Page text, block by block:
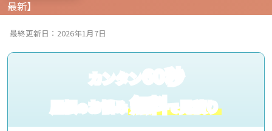
最終更新日：2026年1月7日
カンタン60秒
屋根のお悩み無料で見積り